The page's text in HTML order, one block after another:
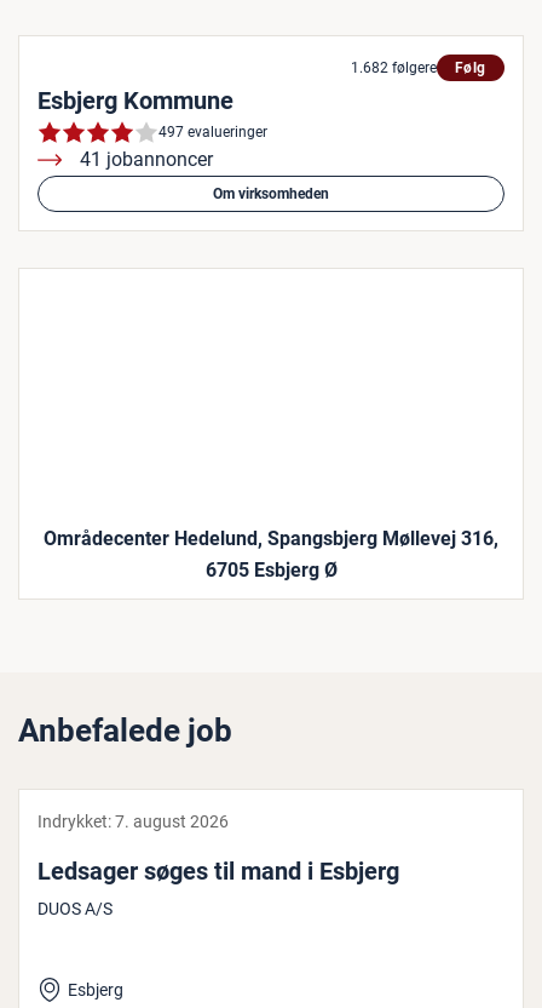
1.682 følgere Følg
Esbjerg Kommune
497 evalueringer
41 jobannoncer
Om virksomheden
Områdecenter Hedelund, Spangsbjerg Møllevej 316,
6705 Esbjerg Ø
Anbefalede job
Indrykket:7. august 2026
Ledsager søges til mand i Esbjerg
DUOS A/S
Esbjerg